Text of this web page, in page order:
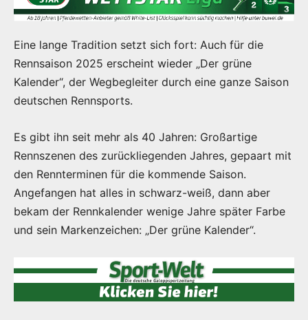
Eine lange Tradition setzt sich fort: Auch für die
Rennsaison 2025 erscheint wieder „Der grüne
Kalender“, der Wegbegleiter durch eine ganze Saison
deutschen Rennsports.
Es gibt ihn seit mehr als 40 Jahren: Großartige
Rennszenen des zurückliegenden Jahres, gepaart mit
den Rennterminen für die kommende Saison.
Angefangen hat alles in schwarz-weiß, dann aber
bekam der Rennkalender wenige Jahre später Farbe
und sein Markenzeichen: „Der grüne Kalender“.